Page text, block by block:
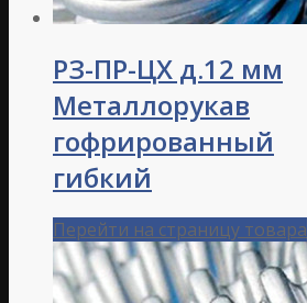
РЗ-ПР-ЦХ д.12 мм
Металлорукав
гофрированный
гибкий
Перейти на страницу товара